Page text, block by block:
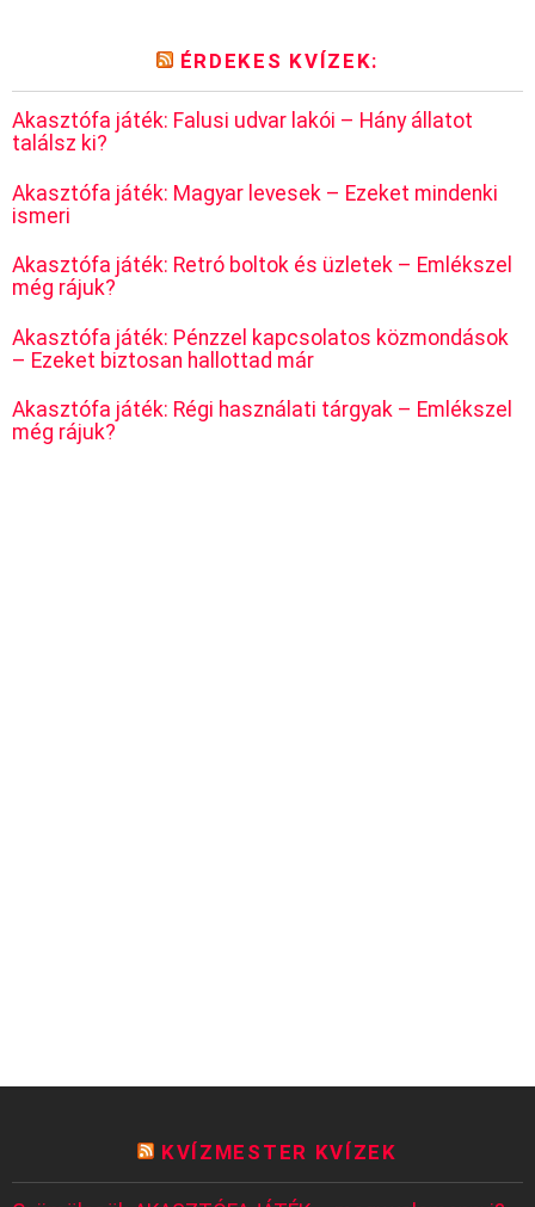
ÉRDEKES KVÍZEK:
Akasztófa játék: Falusi udvar lakói – Hány állatot
találsz ki?
Akasztófa játék: Magyar levesek – Ezeket mindenki
ismeri
Akasztófa játék: Retró boltok és üzletek – Emlékszel
még rájuk?
Akasztófa játék: Pénzzel kapcsolatos közmondások
– Ezeket biztosan hallottad már
Akasztófa játék: Régi használati tárgyak – Emlékszel
még rájuk?
KVÍZMESTER KVÍZEK